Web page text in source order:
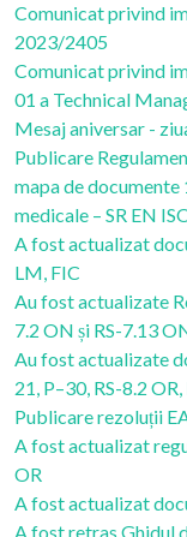
Comunicat privind
2023/2405
Comunicat privind
01 a Technical
Mesaj aniversar -
Publicare
mapa de
medicale – SR EN
A fost actualizat
LM, FIC
Au fost actualizate
7.2 ON și RS-7.13
Au fost actualizate
21, P–30, RS-8.2
Publicare rezoluții
A fost actualizat
OR
A fost actualizat
A fost retras Ghidul